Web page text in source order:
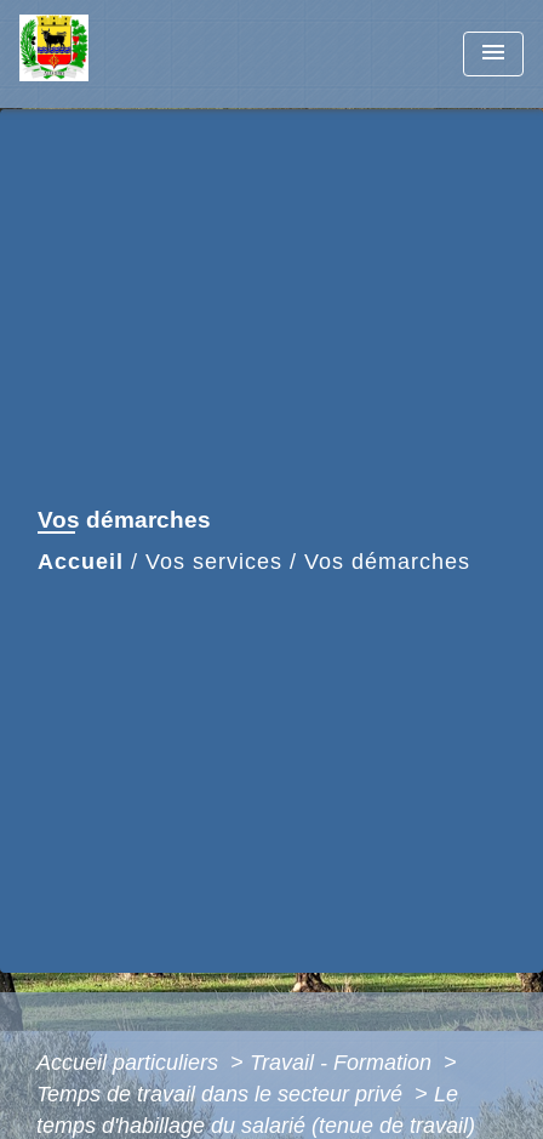
menu
Vos démarches
Accueil / Vos services / Vos démarches
Accueil particuliers > Travail - Formation >
Temps de travail dans le secteur privé > Le
temps d'habillage du salarié (tenue de travail)